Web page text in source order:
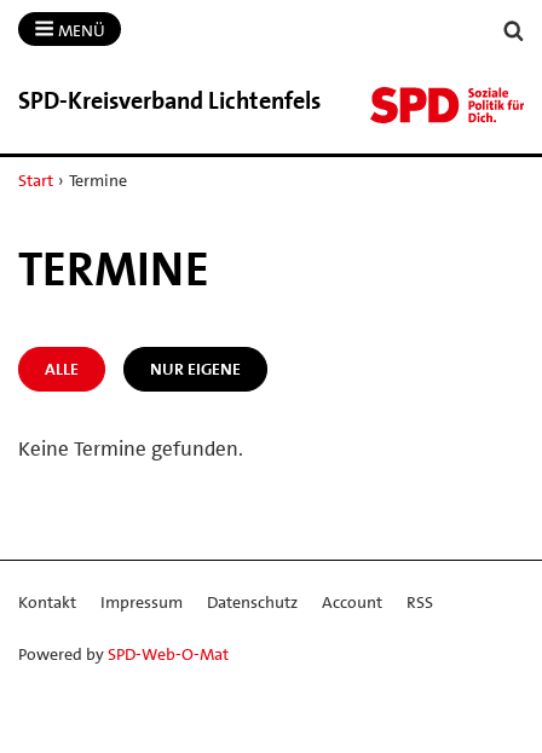
MENÜ
SPD-​Kreisverband Lichtenfels
Start › Termine
TERMINE
ALLE NUR EIGENE
Keine Termine gefunden.
Kontakt Impressum Datenschutz Account RSS
Powered bySPD-Web-O-Mat